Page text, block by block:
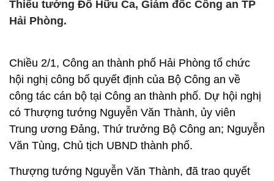
Thiếu tướng Đỗ Hữu Ca, Giám đốc Công an TP
Hải Phòng.
Chiều 2/1, Công an thành phố Hải Phòng tổ chức
hội nghị công bố quyết định của Bộ Công an về
công tác cán bộ tại Công an thành phố. Dự hội nghị
có Thượng tướng Nguyễn Văn Thành, ủy viên
Trung ương Đảng, Thứ trưởng Bộ Công an; Nguyễn
Văn Tùng, Chủ tịch UBND thành phố.
Thượng tướng Nguyễn Văn Thành, đã trao quyết